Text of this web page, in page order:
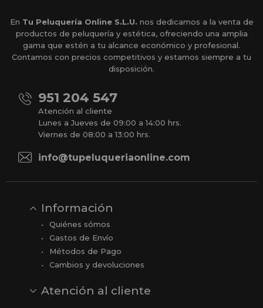
En Tu Peluquería Online S.L.U. nos dedicamos a la venta de
productos de peluquería y estética, ofreciendo una amplia
gama que estén a tu alcance económico y profesional.
Contamos con precios competitivos y estamos siempre a tu
disposición.
951 204 547
Atención al cliente
Lunes a Jueves de 09:00 a 14:00 hrs.
Viernes de 08:00 a 13:00 hrs.
info@tupeluqueriaonline.com
Información
Quiénes sómos
Gastos de Envío
Métodos de Pago
Cambios y devoluciones
Atención al cliente